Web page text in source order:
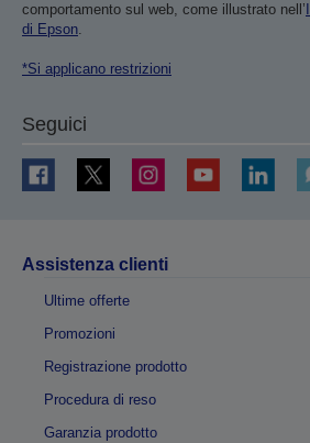
comportamento sul web, come illustrato nell’
di Epson.
*Si applicano restrizioni
Seguici
Assistenza clienti
Ultime offerte
Promozioni
Registrazione prodotto
Procedura di reso
Garanzia prodotto